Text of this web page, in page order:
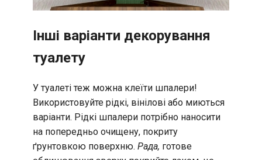
Інші варіанти декорування
туалету
У туалеті теж можна клеїти шпалери!
Використовуйте рідкі, вінілові або миються
варіанти. Рідкі шпалери потрібно наносити
на попередньо очищену, покриту
ґрунтовкою поверхню. Рада, готове